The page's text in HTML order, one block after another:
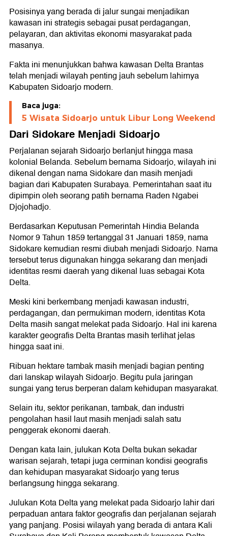
Posisinya yang berada di jalur sungai menjadikan
kawasan ini strategis sebagai pusat perdagangan,
pelayaran, dan aktivitas ekonomi masyarakat pada
masanya.
Fakta ini menunjukkan bahwa kawasan Delta Brantas
telah menjadi wilayah penting jauh sebelum lahirnya
Kabupaten Sidoarjo modern.
Baca juga:
5 Wisata Sidoarjo untuk Libur Long Weekend
Dari Sidokare Menjadi Sidoarjo
Perjalanan sejarah Sidoarjo berlanjut hingga masa
kolonial Belanda. Sebelum bernama Sidoarjo, wilayah ini
dikenal dengan nama Sidokare dan masih menjadi
bagian dari Kabupaten Surabaya. Pemerintahan saat itu
dipimpin oleh seorang patih bernama Raden Ngabei
Djojohadjo.
Berdasarkan Keputusan Pemerintah Hindia Belanda
Nomor 9 Tahun 1859 tertanggal 31 Januari 1859, nama
Sidokare kemudian resmi diubah menjadi Sidoarjo. Nama
tersebut terus digunakan hingga sekarang dan menjadi
identitas resmi daerah yang dikenal luas sebagai Kota
Delta.
Meski kini berkembang menjadi kawasan industri,
perdagangan, dan permukiman modern, identitas Kota
Delta masih sangat melekat pada Sidoarjo. Hal ini karena
karakter geografis Delta Brantas masih terlihat jelas
hingga saat ini.
Ribuan hektare tambak masih menjadi bagian penting
dari lanskap wilayah Sidoarjo. Begitu pula jaringan
sungai yang terus berperan dalam kehidupan masyarakat.
Selain itu, sektor perikanan, tambak, dan industri
pengolahan hasil laut masih menjadi salah satu
penggerak ekonomi daerah.
Dengan kata lain, julukan Kota Delta bukan sekadar
warisan sejarah, tetapi juga cerminan kondisi geografis
dan kehidupan masyarakat Sidoarjo yang terus
berlangsung hingga sekarang.
Julukan Kota Delta yang melekat pada Sidoarjo lahir dari
perpaduan antara faktor geografis dan perjalanan sejarah
yang panjang. Posisi wilayah yang berada di antara Kali